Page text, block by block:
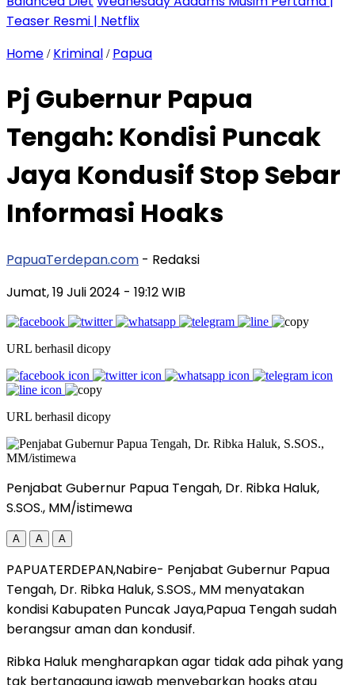
Teaser Resmi | Netflix
Home / Kriminal / Papua
Pj Gubernur Papua
Tengah: Kondisi Puncak
Jaya Kondusif Stop Sebar
Informasi Hoaks
PapuaTerdepan.com - Redaksi
Jumat, 19 Juli 2024 - 19:12 WIB
URL berhasil dicopy
URL berhasil dicopy
Penjabat Gubernur Papua Tengah, Dr. Ribka Haluk,
S.SOS., MM/istimewa
A A A
PAPUATERDEPAN,Nabire- Penjabat Gubernur Papua
Tengah, Dr. Ribka Haluk, S.SOS., MM menyatakan
kondisi Kabupaten Puncak Jaya,Papua Tengah sudah
berangsur aman dan kondusif.
Ribka Haluk mengharapkan agar tidak ada pihak yang
tak bertanggung jawab menyebarkan hoaks atau